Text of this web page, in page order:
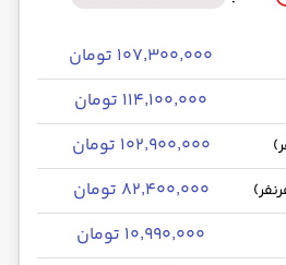
۱۰۷٬۳۰۰٬۰۰۰ تومان
۱۱۴٬۱۰۰٬۰۰۰ تومان
۱۰۲٬۹۰۰٬۰۰۰ تومان
۸۲٬۴۰۰٬۰۰۰ تومان
۱۰٬۹۹۰٬۰۰۰ تومان